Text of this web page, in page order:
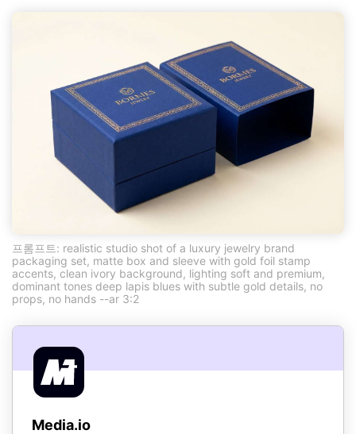
프롬프트: realistic studio shot of a luxury jewelry brand
packaging set, matte box and sleeve with gold foil stamp
accents, clean ivory background, lighting soft and premium,
dominant tones deep lapis blues with subtle gold details, no
props, no hands --ar 3:2
Media.io